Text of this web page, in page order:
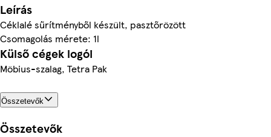
Leírás
Céklalé sűrítményből készült, pasztőrözött
Csomagolás mérete: 1l
Külső cégek logói
Möbius-szalag, Tetra Pak
Összetevők
Összetevők